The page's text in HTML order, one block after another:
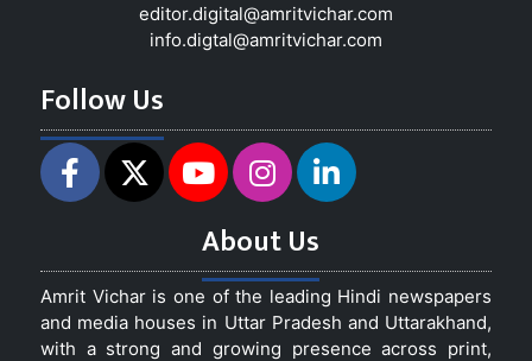
editor.digital@amritvichar.com
info.digtal@amritvichar.com
Follow Us
About Us
Amrit Vichar is one of the leading Hindi newspapers
and media houses in Uttar Pradesh and Uttarakhand,
with a strong and growing presence across print,